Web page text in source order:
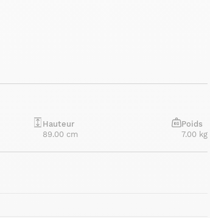
Hauteur
89.00 cm
Poids
7.00 kg